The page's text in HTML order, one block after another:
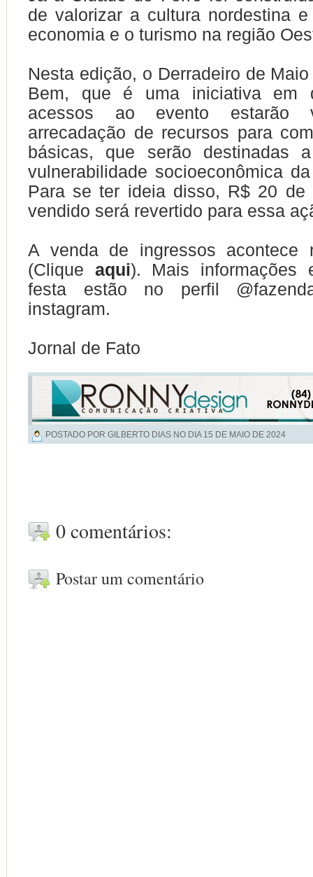
de valorizar a cultura nordestina
economia e o turismo na região
Nesta edição, o Derradeiro de
Bem, que é uma iniciativa em
acessos ao evento estarão
arrecadação de recursos para
básicas, que serão destinadas
vulnerabilidade socioeconômica
Para se ter ideia disso, R$ 20 de
vendido será revertido para essa
A venda de ingressos acontece
(Clique aqui). Mais informações
festa estão no perfil
instagram.
Jornal de Fato
POSTADO POR GILBERTO DIAS NO DIA 15 DE MAIO DE 2024
0 comentários:
Postar um comentário